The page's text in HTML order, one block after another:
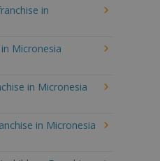
in
Micronesia
in Micronesia
in Micronesia